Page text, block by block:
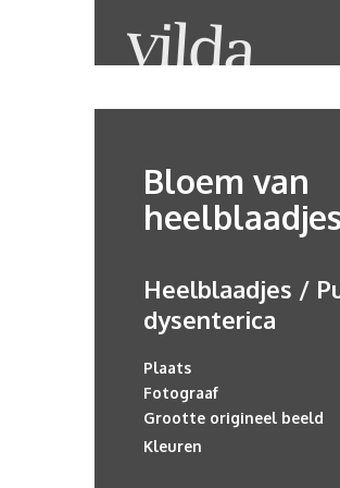
Bloem van
heelblaadjes
Heelblaadjes /
dysenterica
Plaats
Fotograaf
Grootte origineel beeld
Kleuren